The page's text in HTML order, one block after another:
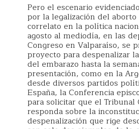
Pero el escenario
por la legalización del
correlato en la política
agosto al mediodía, en las
Congreso en Valparaíso, se
proyecto para despenalizar
del embarazo hasta la
presentación, como en la
desde diversos partidos
España, la Conferencia
para solicitar que el Tribunal
responda sobre la
despenalización que rige